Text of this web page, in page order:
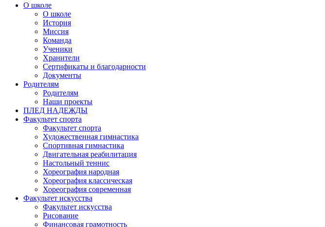
О школе
О школе
История
Миссия
Команда
Ученики
Хранители
Сертификаты и благодарности
Документы
Родителям
Родителям
Наши проекты
ПЛЕД НАДЕЖДЫ
Факультет спорта
Факультет спорта
Художественная гимнастика
Спортивная гимнастика
Двигательная реабилитация
Настольный теннис
Хореография народная
Хореография классическая
Хореография современная
Факультет искусства
Факультет искусства
Рисование
Финансовая грамотность